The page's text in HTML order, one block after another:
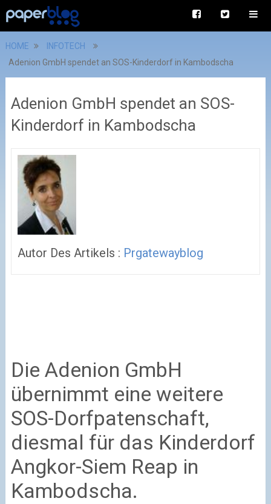
HOME
INFOTECH
Adenion GmbH spendet an SOS-Kinderdorf in Kambodscha
Adenion GmbH spendet an SOS-
Kinderdorf in Kambodscha
Autor Des Artikels : Prgatewayblog
Die Adenion GmbH
übernimmt eine weitere
SOS-Dorfpatenschaft,
diesmal für das Kinderdorf
Angkor-Siem Reap in
Kambodscha.